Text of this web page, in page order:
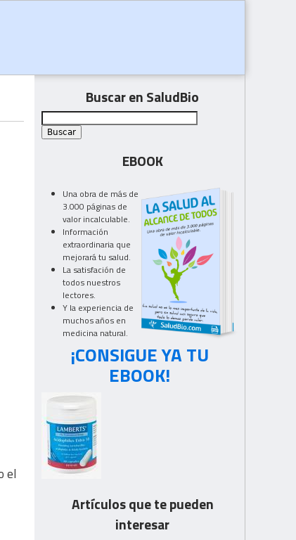
el
Buscar en SaludBio
EBOOK
Una obra de más de
3.000 páginas de
valor incalculable.
Información
extraordinaria que
mejorará tu salud.
La satisfación de
todos nuestros
lectores.
Y la experiencia de
muchos años en
medicina natural.
¡CONSIGUE YA TU
EBOOK!
Artículos que te pueden
interesar